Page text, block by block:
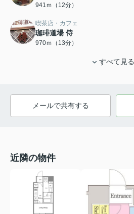
941ｍ（12分）
喫茶店・カフェ
珈琲道場 侍
970ｍ（13分）
すべて見る
メールで共有する
近隣の物件